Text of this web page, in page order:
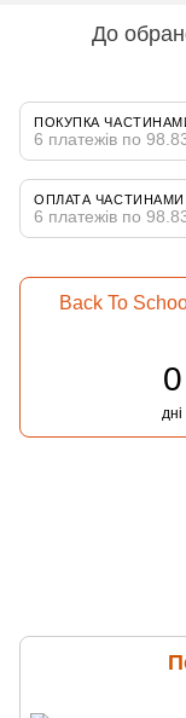
До
ПОКУПКА
6 платежів по
ОПЛАТА ЧАСТИНАМИ
6 платежів по
Back To
0
дні